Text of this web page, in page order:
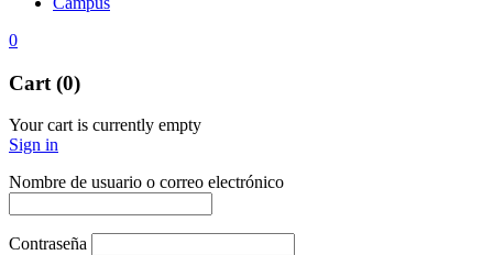
0
Cart (0)
Your cart is currently empty
Sign in
Nombre de usuario o correo electrónico
Contraseña